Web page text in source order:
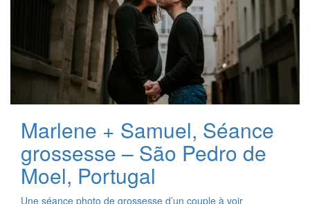
Marlene + Samuel, Séance
grossesse – São Pedro de
Moel, Portugal
Une séance photo de grossesse d’un couple à voir